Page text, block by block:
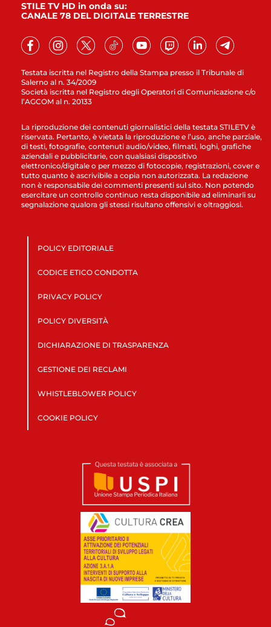
Testata iscritta nel Registro della Stampa presso il Tribunale di
Salerno al n. 34/2009
Società iscritta nel Registro degli Operatori di Comunicazione c/o
l’AGCOM al n. 20133
STILE TV HD in onda su:
CANALE 78 DEL DIGITALE TERRESTRE
La riproduzione dei contenuti giornalistici della testata STILETV è
riservata. Pertanto, è vietata la riproduzione e l’uso, anche parziale,
di testi, fotografie, contenuti audio/video, filmati, loghi, grafiche
aziendali e pubblicitarie, con qualsiasi dispositivo
elettronico/digitale o per mezzo di fotocopie, registrazioni, cover e
tutto quanto è ascrivibile a copia non autorizzata. La redazione
non è responsabile dei commenti presenti sul sito. Non potendo
esercitare un controllo continuo resta disponibile ad eliminarli su
segnalazione qualora gli stessi risultano offensivi e oltraggiosi.
POLICY EDITORIALE
CODICE ETICO CONDOTTA
PRIVACY POLICY
POLICY DIVERSITÀ
DICHIARAZIONE DI TRASPARENZA
GESTIONE DEI RECLAMI
WHISTLEBLOWER POLICY
COOKIE POLICY